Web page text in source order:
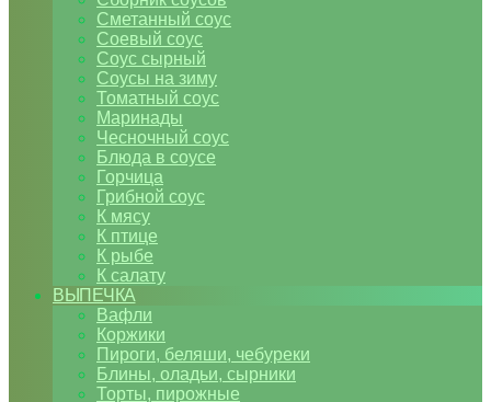
Сметанный соус
Соевый соус
Соус сырный
Соусы на зиму
Томатный соус
Маринады
Чесночный соус
Блюда в соусе
Горчица
Грибной соус
К мясу
К птице
К рыбе
К салату
ВЫПЕЧКА
Вафли
Коржики
Пироги, беляши, чебуреки
Блины, оладьи, сырники
Торты, пирожные